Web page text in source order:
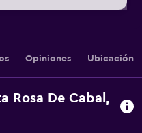
Opiniones Ubicación
Rosa De Cabal,